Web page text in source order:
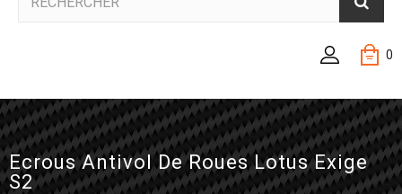
0
Ecrous Antivol De Roues Lotus Exige
S2